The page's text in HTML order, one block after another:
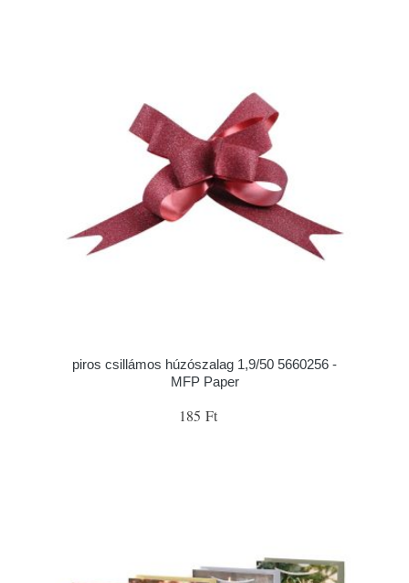
piros csillámos húzószalag 1,9/50 5660256 -
MFP Paper
185 Ft